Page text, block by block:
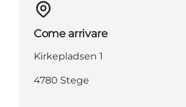
Come arrivare
Kirkepladsen 1
4780 Stege